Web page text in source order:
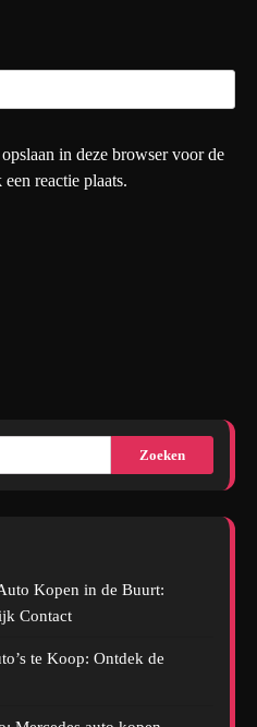
in deze browser voor de
reactie plaats.
Zoeken
Kopen in de Buurt:
Contact
te Koop: Ontdek de